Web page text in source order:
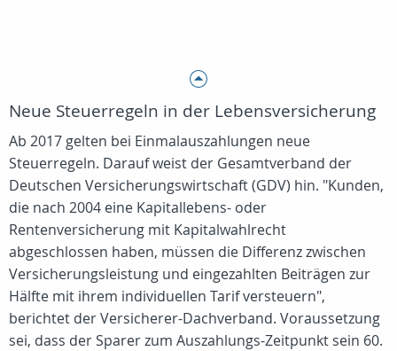
Neue Steuerregeln in der Lebensversicherung
Ab 2017 gelten bei Einmalauszahlungen neue
Steuerregeln. Darauf weist der Gesamtverband der
Deutschen Versicherungswirtschaft (GDV) hin. "Kunden,
die nach 2004 eine Kapitallebens- oder
Rentenversicherung mit Kapitalwahlrecht
abgeschlossen haben, müssen die Differenz zwischen
Versicherungsleistung und eingezahlten Beiträgen zur
Hälfte mit ihrem individuellen Tarif versteuern",
berichtet der Versicherer-Dachverband. Voraussetzung
sei, dass der Sparer zum Auszahlungs-Zeitpunkt sein 60.